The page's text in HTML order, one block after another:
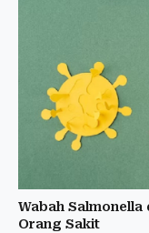
Wabah Salmonella
Orang Sakit